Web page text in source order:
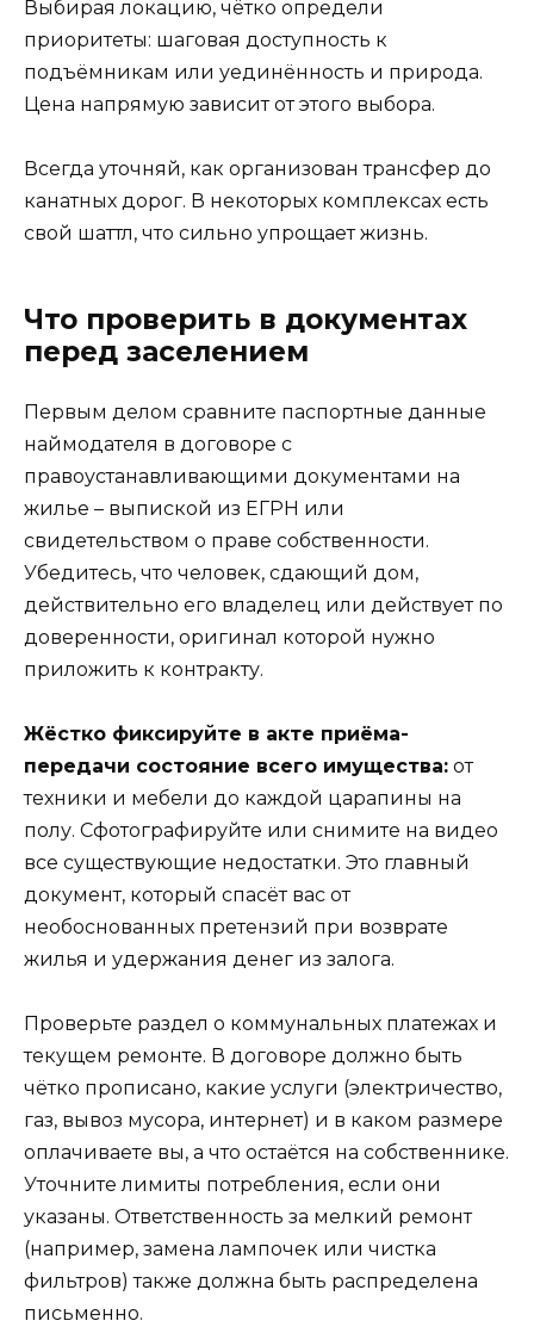
Выбирая локацию, чётко определи
приоритеты: шаговая доступность к
подъёмникам или уединённость и природа.
Цена напрямую зависит от этого выбора.
Всегда уточняй, как организован трансфер до
канатных дорог. В некоторых комплексах есть
свой шаттл, что сильно упрощает жизнь.
Что проверить в документах
перед заселением
Первым делом сравните паспортные данные
наймодателя в договоре с
правоустанавливающими документами на
жилье – выпиской из ЕГРН или
свидетельством о праве собственности.
Убедитесь, что человек, сдающий дом,
действительно его владелец или действует по
доверенности, оригинал которой нужно
приложить к контракту.
Жёстко фиксируйте в акте приёма-
передачи состояние всего имущества: от
техники и мебели до каждой царапины на
полу. Сфотографируйте или снимите на видео
все существующие недостатки. Это главный
документ, который спасёт вас от
необоснованных претензий при возврате
жилья и удержания денег из залога.
Проверьте раздел о коммунальных платежах и
текущем ремонте. В договоре должно быть
чётко прописано, какие услуги (электричество,
газ, вывоз мусора, интернет) и в каком размере
оплачиваете вы, а что остаётся на собственнике.
Уточните лимиты потребления, если они
указаны. Ответственность за мелкий ремонт
(например, замена лампочек или чистка
фильтров) также должна быть распределена
письменно.